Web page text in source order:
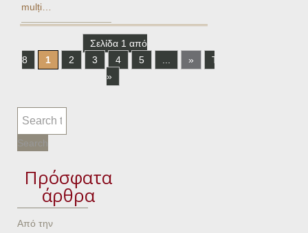
mulți…
Σελίδα 1 από
8
1 2 3 4 5 »
Τελευταία
»
Πρόσφατα
άρθρα
Από την